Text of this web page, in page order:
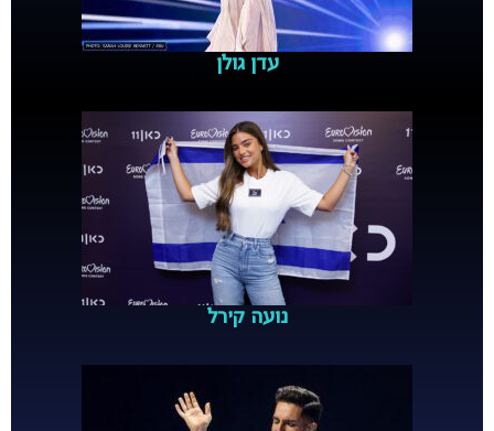
עדן גולן
נועה קירל